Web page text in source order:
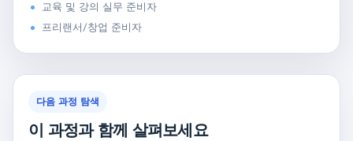
교육 및 강의 실무 준비자
프리랜서/창업 준비자
다음 과정 탐색
이 과정과 함께 살펴보세요